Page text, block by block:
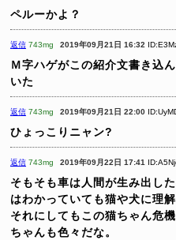
ペルーかよ？
返信 743mg 2019年09月21日 16:32
Ｍ字ハゲがこの紹介文書き込
いた
返信 743mg 2019年09月21日 22:00
ひょっこりニャン?
返信 743mg 2019年09月22日 17:41
そもそも車は人間が生み出し
はわかっていても猫や犬に理
それにしてもこの猫ちゃん危
ちゃんも色々だな。